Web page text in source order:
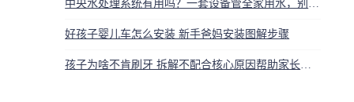
好孩子婴儿车怎么安装 新手爸妈安装图解步骤